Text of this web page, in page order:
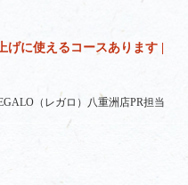
に使えるコースあります |
（レガロ）八重洲店PR担当